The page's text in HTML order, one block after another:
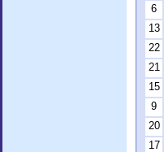
6
13
22
21
15
9
20
17